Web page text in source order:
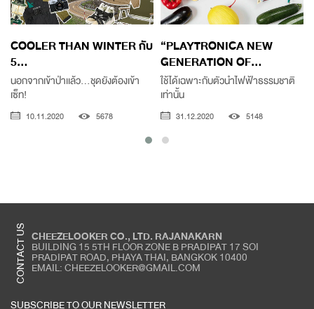
COOLER THAN WINTER กับ
5...
นอกจากเข้าป่าเเล้ว...ชุดยังต้องเข้า
เซ็ท!
10.11.2020 5678
“PLAYTRONICA NEW
GENERATION OF...
ใช้ได้เฉพาะกับตัวนำไฟฟ้าธรรมชาติ
เท่านั้น
31.12.2020 5148
CONTACT US CHEEZELOOKER CO., LTD. RAJANAKARN
BUILDING 15 5TH FLOOR ZONE B PRADIPAT 17 SOI
PRADIPAT ROAD, PHAYA THAI, BANGKOK 10400
EMAIL: CHEEZELOOKER@GMAIL.COM
SUBSCRIBE TO OUR NEWSLETTER